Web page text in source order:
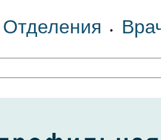
Отделения •